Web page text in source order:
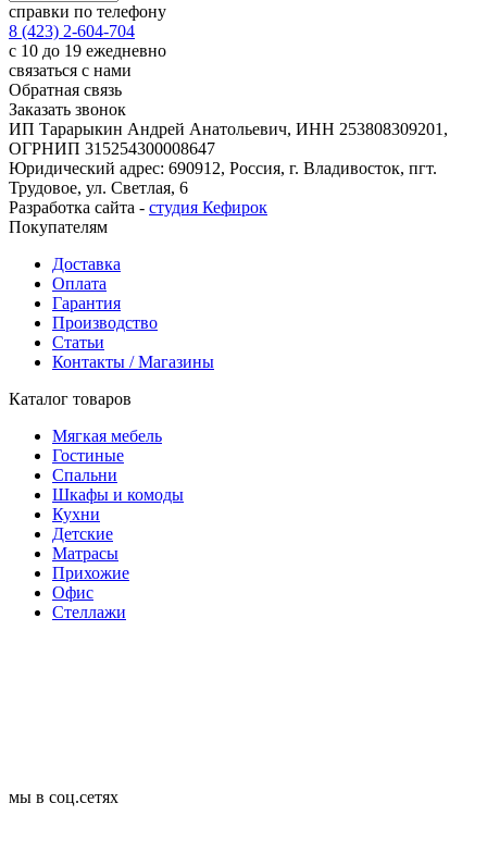
справки по телефону
8 (423) 2-604-704
с 10 до 19 ежедневно
связаться с нами
Обратная связь
Заказать звонок
ИП Тарарыкин Андрей Анатольевич, ИНН 253808309201,
ОГРНИП 315254300008647
Юридический адрес: 690912, Россия, г. Владивосток, пгт.
Трудовое, ул. Светлая, 6
Разработка сайта - студия Кефирок
Покупателям
Доставка
Оплата
Гарантия
Производство
Статьи
Контакты / Магазины
Каталог товаров
Мягкая мебель
Гостиные
Спальни
Шкафы и комоды
Кухни
Детские
Матрасы
Прихожие
Офис
Стеллажи
мы в соц.сетях